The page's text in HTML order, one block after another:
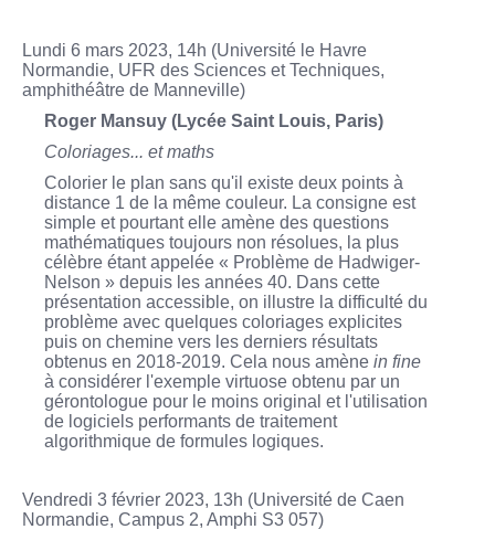
Lundi 6 mars 2023, 14h (Université le Havre
Normandie, UFR des Sciences et Techniques,
amphithéâtre de Manneville)
Roger Mansuy (Lycée Saint Louis, Paris)
Coloriages... et maths
Colorier le plan sans qu'il existe deux points à
distance 1 de la même couleur. La consigne est
simple et pourtant elle amène des questions
mathématiques toujours non résolues, la plus
célèbre étant appelée « Problème de Hadwiger-
Nelson » depuis les années 40. Dans cette
présentation accessible, on illustre la difficulté du
problème avec quelques coloriages explicites
puis on chemine vers les derniers résultats
obtenus en 2018-2019. Cela nous amène in fine
à considérer l'exemple virtuose obtenu par un
gérontologue pour le moins original et l'utilisation
de logiciels performants de traitement
algorithmique de formules logiques.
Vendredi 3 février 2023, 13h (Université de Caen
Normandie, Campus 2, Amphi S3 057)